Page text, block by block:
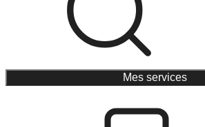
Mes services